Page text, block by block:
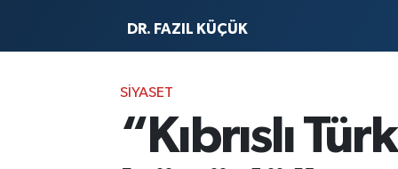
DR. FAZIL KÜÇÜK
SIYASET
“Kıbrıslı